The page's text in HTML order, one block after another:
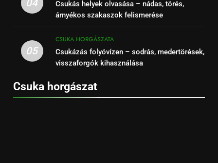
04
Csukás helyek olvasása – nádas, törés,
árnyékos szakaszok felismerése
05
CSUKA HORGÁSZATA
Csukázás folyóvízen – sodrás, medertörések,
visszaforgók kihasználása
Csuka horgászat